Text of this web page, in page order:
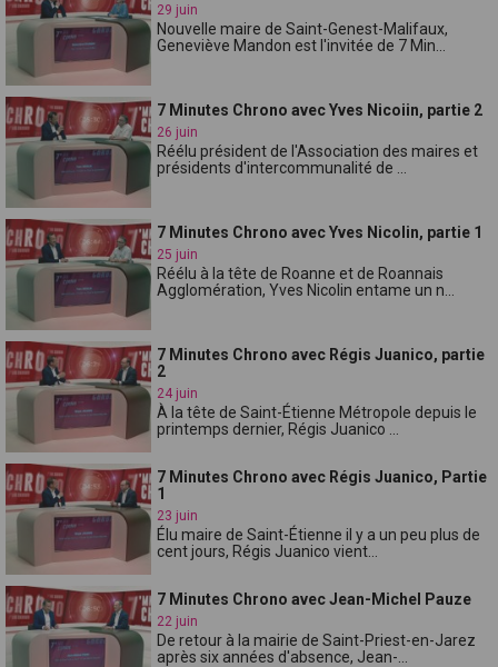
29 juin
Nouvelle maire de Saint-Genest-Malifaux,
Geneviève Mandon est l'invitée de 7 Min...
7 Minutes Chrono avec Yves Nicoiin, partie 2
26 juin
Réélu président de l'Association des maires et
présidents d'intercommunalité de ...
7 Minutes Chrono avec Yves Nicolin, partie 1
25 juin
Réélu à la tête de Roanne et de Roannais
Agglomération, Yves Nicolin entame un n...
7 Minutes Chrono avec Régis Juanico, partie
2
24 juin
À la tête de Saint-Étienne Métropole depuis le
printemps dernier, Régis Juanico ...
7 Minutes Chrono avec Régis Juanico, Partie
1
23 juin
Élu maire de Saint-Étienne il y a un peu plus de
cent jours, Régis Juanico vient...
7 Minutes Chrono avec Jean-Michel Pauze
22 juin
De retour à la mairie de Saint-Priest-en-Jarez
après six années d'absence, Jean-...